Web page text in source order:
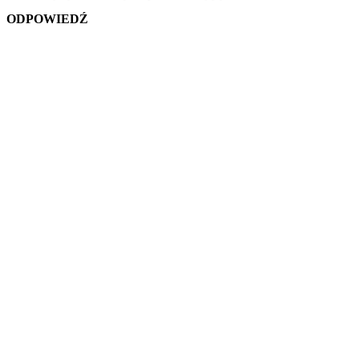
ODPOWIEDŹ